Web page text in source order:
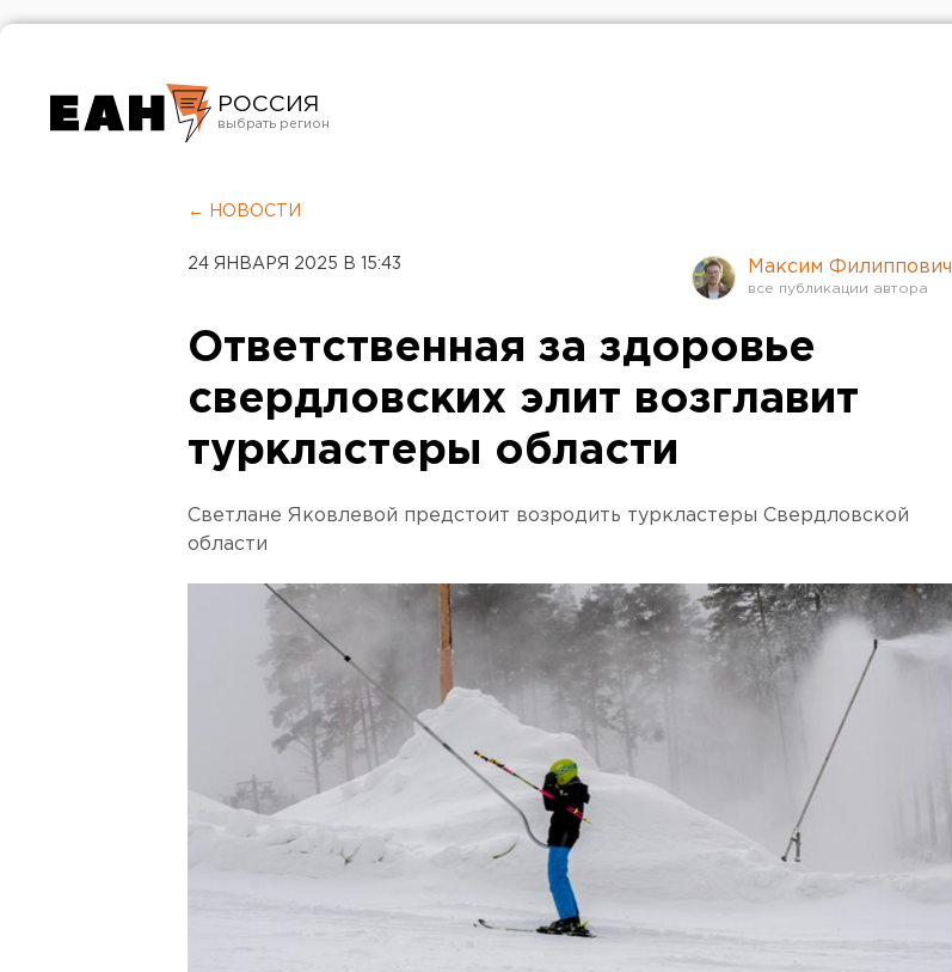
РОССИЯ
Челябинск
← НОВОСТИ
24 ЯНВАРЯ 2025 В 15:43 Максим Филиппович
Ответственная за здоровье
свердловских элит возглавит
туркластеры области
Светлане Яковлевой предстоит возродить туркластеры Свердловской
области